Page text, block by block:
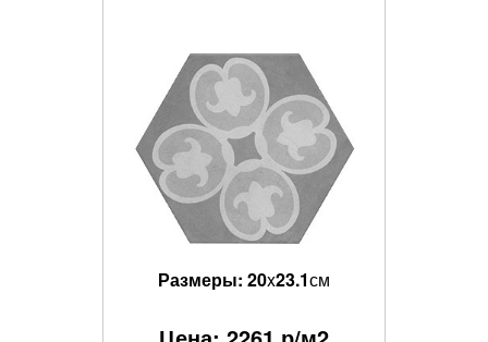
Размеры: 20x23.1см